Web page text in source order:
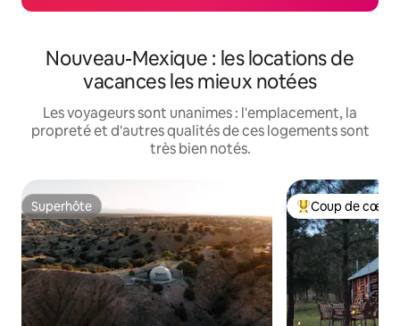
Nouveau-Mexique : les locations de
vacances les mieux notées
Les voyageurs sont unanimes : l'emplacement, la
propreté et d'autres qualités de ces logements sont
très bien notés.
Superhôte
Superhôte Coup de cœur
Coup de cœur